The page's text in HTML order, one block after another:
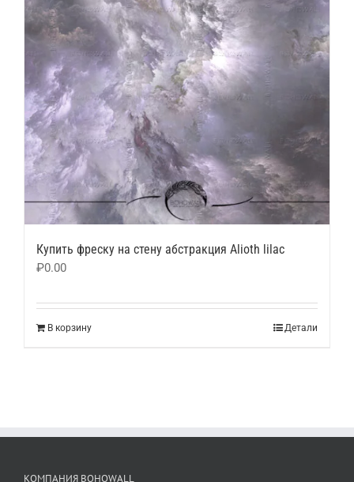
Купить фреску на стену абстракция Alioth lilac
₽0.00
В корзину Детали
КОМПАНИЯ BOHOWALL